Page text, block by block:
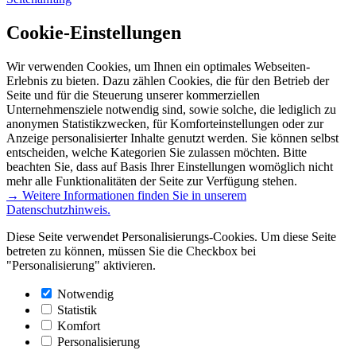
Cookie-Einstellungen
Wir verwenden Cookies, um Ihnen ein optimales Webseiten-
Erlebnis zu bieten. Dazu zählen Cookies, die für den Betrieb der
Seite und für die Steuerung unserer kommerziellen
Unternehmensziele notwendig sind, sowie solche, die lediglich zu
anonymen Statistikzwecken, für Komforteinstellungen oder zur
Anzeige personalisierter Inhalte genutzt werden. Sie können selbst
entscheiden, welche Kategorien Sie zulassen möchten. Bitte
beachten Sie, dass auf Basis Ihrer Einstellungen womöglich nicht
mehr alle Funktionalitäten der Seite zur Verfügung stehen.
→ Weitere Informationen finden Sie in unserem
Datenschutzhinweis.
Diese Seite verwendet Personalisierungs-Cookies. Um diese Seite
betreten zu können, müssen Sie die Checkbox bei
"Personalisierung" aktivieren.
Notwendig
Statistik
Komfort
Personalisierung